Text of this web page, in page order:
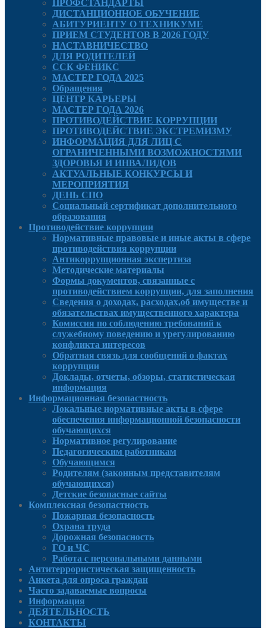
ПРОФСТАНДАРТЫ
ДИСТАНЦИОННОЕ ОБУЧЕНИЕ
АБИТУРИЕНТУ О ТЕХНИКУМЕ
ПРИЕМ СТУДЕНТОВ В 2026 ГОДУ
НАСТАВНИЧЕСТВО
ДЛЯ РОДИТЕЛЕЙ
ССК ФЕНИКС
МАСТЕР ГОДА 2025
Обращения
ЦЕНТР КАРЬЕРЫ
МАСТЕР ГОДА 2026
ПРОТИВОДЕЙСТВИЕ КОРРУПЦИИ
ПРОТИВОДЕЙСТВИЕ ЭКСТРЕМИЗМУ
ИНФОРМАЦИЯ ДЛЯ ЛИЦ С
ОГРАНИЧЕННЫМИ ВОЗМОЖНОСТЯМИ
ЗДОРОВЬЯ И ИНВАЛИДОВ
АКТУАЛЬНЫЕ КОНКУРСЫ И
МЕРОПРИЯТИЯ
ДЕНЬ СПО
Социальный сертификат дополнительного
образования
Противодействие коррупции
Нормативные правовые и иные акты в сфере
противодействия коррупции
Антикоррупционная экспертиза
Методические материалы
Формы документов, связанные с
противодействием коррупции, для заполнения
Сведения о доходах, расходах,об имуществе и
обязательствах имущественного характера
Комиссия по соблюдению требований к
служебному поведению и урегулированию
конфликта интересов
Обратная связь для сообщений о фактах
коррупции
Доклады, отчеты, обзоры, статистическая
информация
Информационная безопастность
Локальные нормативные акты в сфере
обеспечения информационной безопасности
обучающихся
Нормативное регулирование
Педагогическим работникам
Обучающимся
Родителям (законным представителям
обучающихся)
Детские безопасные сайты
Комплексная безопастность
Пожарная безопасность
Охрана труда
Дорожная безопасность
ГО и ЧС
Работа с персональными данными
Антитеррористическая защищенность
Анкета для опроса граждан
Часто задаваемые вопросы
Информация
ДЕЯТЕЛЬНОСТЬ
КОНТАКТЫ